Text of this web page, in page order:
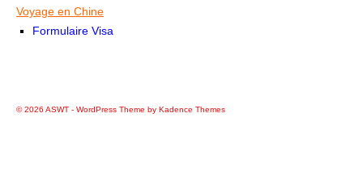
Voyage en Chine
Formulaire Visa
© 2026 ASWT - WordPress Theme by Kadence Themes